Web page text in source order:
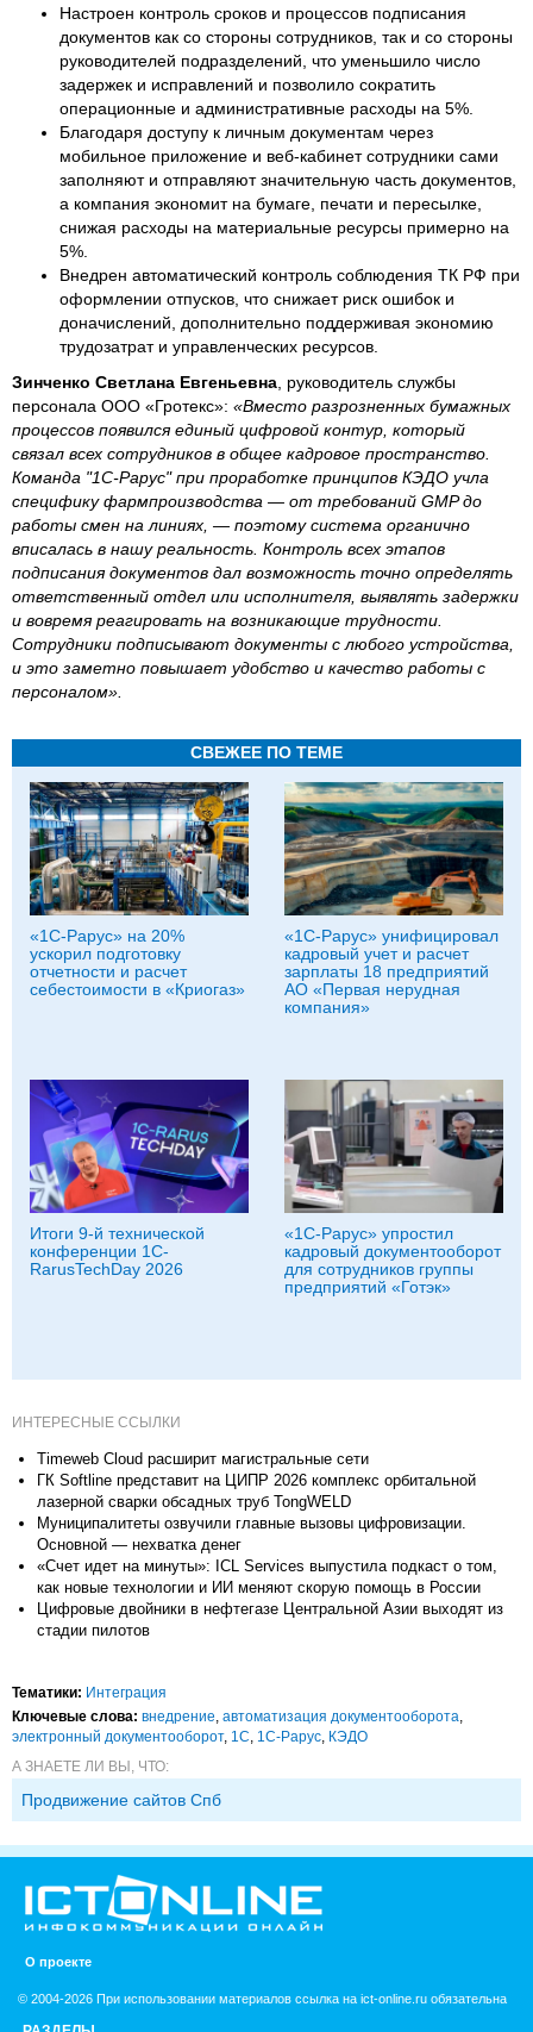
Настроен контроль сроков и процессов подписания
документов как со стороны сотрудников, так и со стороны
руководителей подразделений, что уменьшило число
задержек и исправлений и позволило сократить
операционные и административные расходы на 5%.
Благодаря доступу к личным документам через
мобильное приложение и веб‑кабинет сотрудники сами
заполняют и отправляют значительную часть документов,
а компания экономит на бумаге, печати и пересылке,
снижая расходы на материальные ресурсы примерно на
5%.
Внедрен автоматический контроль соблюдения ТК РФ при
оформлении отпусков, что снижает риск ошибок и
доначислений, дополнительно поддерживая экономию
трудозатрат и управленческих ресурсов.
Зинченко Светлана Евгеньевна , руководитель службы
персонала ООО «Гротекс»: «Вместо разрозненных бумажных
процессов появился единый цифровой контур, который
связал всех сотрудников в общее кадровое пространство.
Команда "1С‑Рарус" при проработке принципов КЭДО учла
специфику фармпроизводства — от требований GMP до
работы смен на линиях, — поэтому система органично
вписалась в нашу реальность. Контроль всех этапов
подписания документов дал возможность точно определять
ответственный отдел или исполнителя, выявлять задержки
и вовремя реагировать на возникающие трудности.
Сотрудники подписывают документы с любого устройства,
и это заметно повышает удобство и качество работы с
персоналом».
СВЕЖЕЕ ПО ТЕМЕ
«1С-Рарус» на 20%
ускорил подготовку
отчетности и расчет
себестоимости в «Криогаз»
«1С-Рарус» унифицировал
кадровый учет и расчет
зарплаты 18 предприятий
АО «Первая нерудная
компания»
Итоги 9-й технической
конференции 1C-
RarusTechDay 2026
«1С‑Рарус» упростил
кадровый документооборот
для сотрудников группы
предприятий «Готэк»
ИНТЕРЕСНЫЕ ССЫЛКИ
Timeweb Cloud расширит магистральные сети
ГК Softline представит на ЦИПР 2026 комплекс орбитальной
лазерной сварки обсадных труб TongWELD
Муниципалитеты озвучили главные вызовы цифровизации.
Основной — нехватка денег
«Счет идет на минуты»: ICL Services выпустила подкаст о том,
как новые технологии и ИИ меняют скорую помощь в России
Цифровые двойники в нефтегазе Центральной Азии выходят из
стадии пилотов
Тематики: Интеграция
Ключевые слова: внедрение, автоматизация документооборота,
электронный документооборот, 1С, 1С-Рарус, КЭДО
А ЗНАЕТЕ ЛИ ВЫ, ЧТО:
Продвижение сайтов Спб
О проекте
© 2004-2026 При использовании материалов ссылка на ict-online.ru обязательна